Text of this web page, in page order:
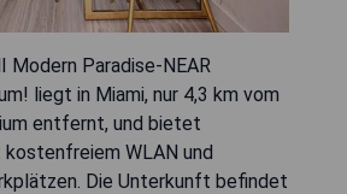
Modern Paradise-NEAR
liegt in Miami, nur 4,3 km vom
entfernt, und bietet
WLAN und
Die Unterkunft befindet